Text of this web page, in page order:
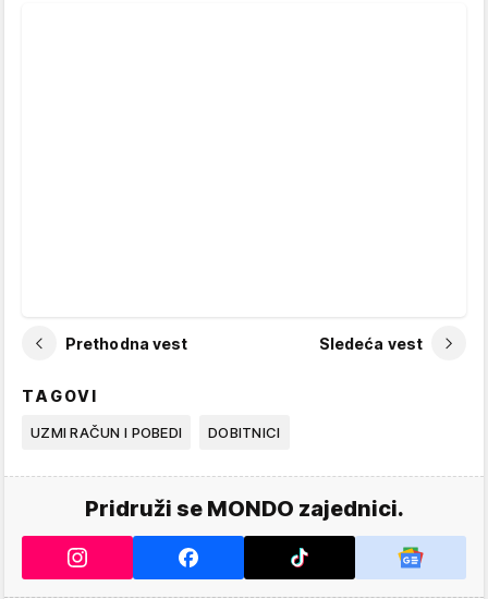
Prethodna vest Sledeća vest
TAGOVI
UZMI RAČUN I POBEDI DOBITNICI
Pridruži se MONDO zajednici.